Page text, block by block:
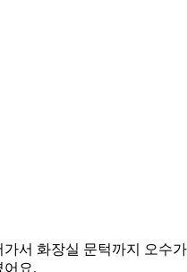
서 화장실 문턱까지 오수가
어요.